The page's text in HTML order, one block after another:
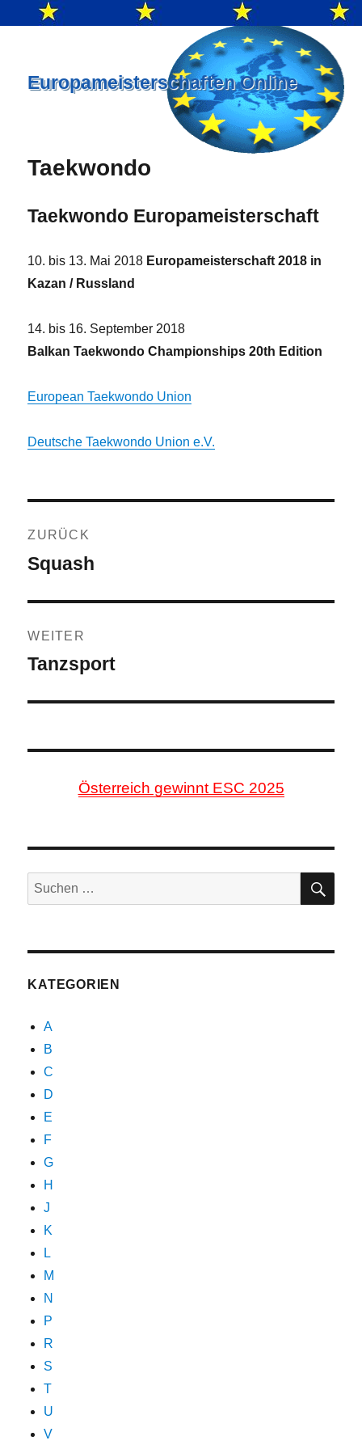
Europameisterschaften Online
Taekwondo
Taekwondo Europameisterschaft
10. bis 13. Mai 2018 Europameisterschaft 2018 in
Kazan / Russland
14. bis 16. September 2018
Balkan Taekwondo Championships 20th Edition
European Taekwondo Union
Deutsche Taekwondo Union e.V.
ZURÜCK
Vorheriger
Squash
WEITER
Nächster
Tanzsport
Österreich gewinnt ESC 2025
Suche
nach:
KATEGORIEN
A
B
C
D
E
F
G
H
J
K
L
M
N
P
R
S
T
U
V